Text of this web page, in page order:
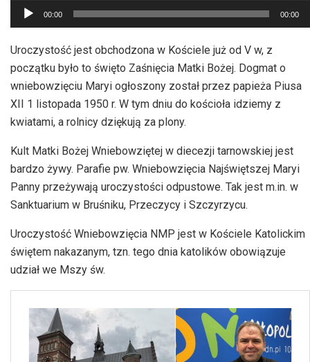
Odtwarzacz
plików
dźwiękowych
00:00 00:00
Uroczystość jest obchodzona w Kościele już od V w, z
początku było to święto Zaśnięcia Matki Bożej. Dogmat o
wniebowzięciu Maryi ogłoszony został przez papieża Piusa
XII 1 listopada 1950 r. W tym dniu do kościoła idziemy z
kwiatami, a rolnicy dziękują za plony.
Kult Matki Bożej Wniebowziętej w diecezji tarnowskiej jest
bardzo żywy. Parafie pw. Wniebowzięcia Najświętszej Maryi
Panny przeżywają uroczystości odpustowe. Tak jest m.in. w
Sanktuarium w Bruśniku, Przeczycy i Szczyrzycu.
Uroczystość Wniebowzięcia NMP jest w Kościele Katolickim
świętem nakazanym, tzn. tego dnia katolików obowiązuje
udział we Mszy św.